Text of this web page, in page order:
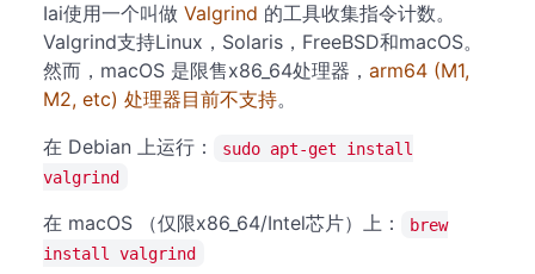
Iai使用一个叫做 Valgrind 的工具收集指令计数。
Valgrind支持Linux，Solaris，FreeBSD和macOS。
然而，macOS 是限售x86_64处理器， arm64 (M1,
M2, etc) 处理器目前不支持。
在 Debian 上运行：
sudo apt-get install
valgrind
在 macOS （仅限x86_64/Intel芯片）上：
brew
install valgrind